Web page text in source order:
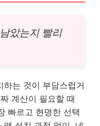
았는지 빨리
는 것이 부담스럽거
계산이 필요할 때
빠르고 현명한 선택